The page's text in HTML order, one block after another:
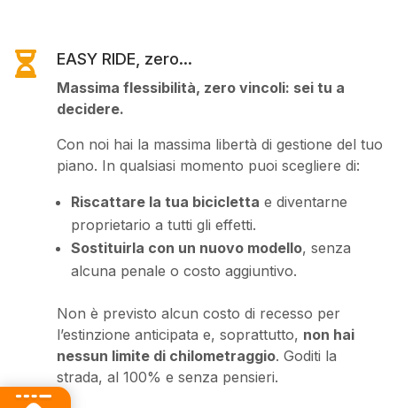
 EASY RIDE, zero...
Massima flessibilità, zero vincoli: sei tu a
decidere.
Con noi hai la massima libertà di gestione del tuo
piano. In qualsiasi momento puoi scegliere di:
Riscattare la tua bicicletta e diventarne
proprietario a tutti gli effetti.
Sostituirla con un nuovo modello, senza
alcuna penale o costo aggiuntivo.
Non è previsto alcun costo di recesso per
l’estinzione anticipata e, soprattutto, non hai
nessun limite di chilometraggio. Goditi la
strada, al 100% e senza pensieri.